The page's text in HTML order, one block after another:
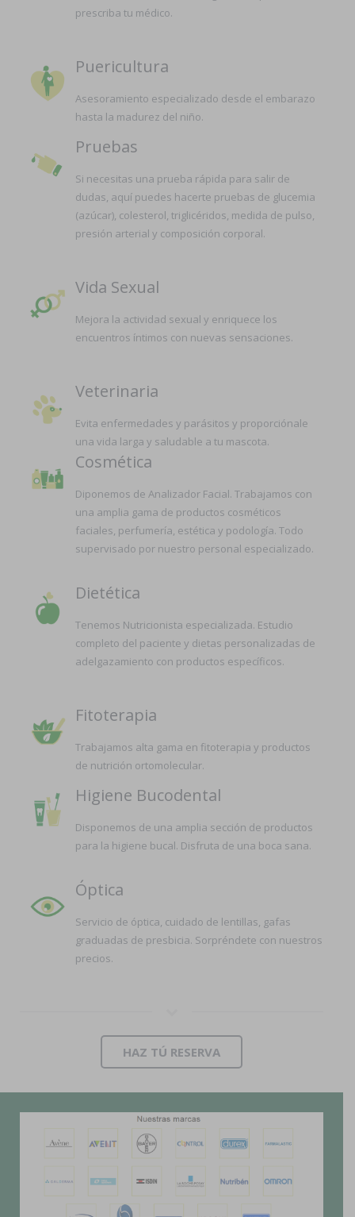
prescriba tu médico.
Puericultura
Asesoramiento especializado desde el embarazo
hasta la madurez del niño.
Pruebas
Si necesitas una prueba rápida para salir de
dudas, aquí puedes hacerte pruebas de glucemia
(azúcar), colesterol, triglicéridos, medida de pulso,
presión arterial y composición corporal.
Vida Sexual
Mejora la actividad sexual y enriquece los
encuentros íntimos con nuevas sensaciones.
Veterinaria
Evita enfermedades y parásitos y proporciónale
una vida larga y saludable a tu mascota.
Cosmética
Diponemos de Analizador Facial. Trabajamos con
una amplia gama de productos cosméticos
faciales, perfumería, estética y podología. Todo
supervisado por nuestro personal especializado.
Dietética
Tenemos Nutricionista especializada. Estudio
completo del paciente y dietas personalizadas de
adelgazamiento con productos específicos.
Fitoterapia
Trabajamos alta gama en fitoterapia y productos
de nutrición ortomolecular.
Higiene Bucodental
Disponemos de una amplia sección de productos
para la higiene bucal. Disfruta de una boca sana.
Óptica
Servicio de óptica, cuidado de lentillas, gafas
graduadas de presbicia. Sorpréndete con nuestros
precios.
HAZ TÚ RESERVA